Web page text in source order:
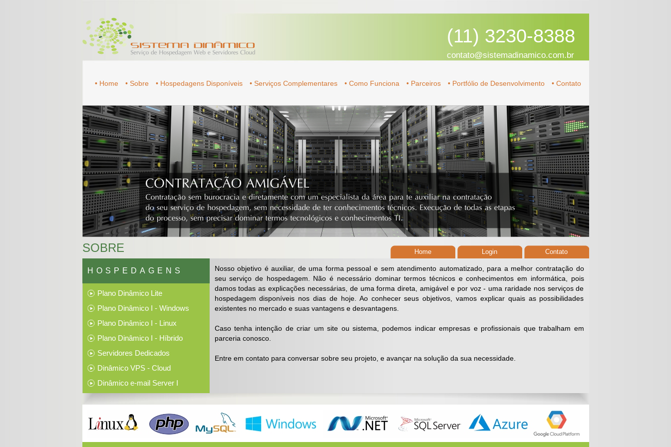
(11) 3230-8388
contato@sistemadinamico.com.br
• Home • Sobre • Hospedagens Disponíveis • Serviços Complementares • Como Funciona • Parceiros • Portfólio de Desenvolvimento • Contato
SOBRE Home Login Contato
HOSPEDAGENS
Plano Dinâmico Lite
Plano Dinâmico I - Windows
Plano Dinâmico I - Linux
Plano Dinâmico I - Híbrido
Servidores Dedicados
Dinâmico VPS - Cloud
Dinâmico e-mail Server I
Nosso objetivo é auxiliar, de uma forma pessoal e sem atendimento automatizado, para a melhor contratação do
seu serviço de hospedagem. Não é necessário dominar termos técnicos e conhecimentos em informática, pois
damos todas as explicações necessárias, de uma forma direta, amigável e por voz - uma raridade nos serviços de
hospedagem disponíveis nos dias de hoje. Ao conhecer seus objetivos, vamos explicar quais as possibilidades
existentes no mercado e suas vantagens e desvantagens.
Caso tenha intenção de criar um site ou sistema, podemos indicar empresas e profissionais que trabalham em
parceria conosco.
Entre em contato para conversar sobre seu projeto, e avançar na solução da sua necessidade.